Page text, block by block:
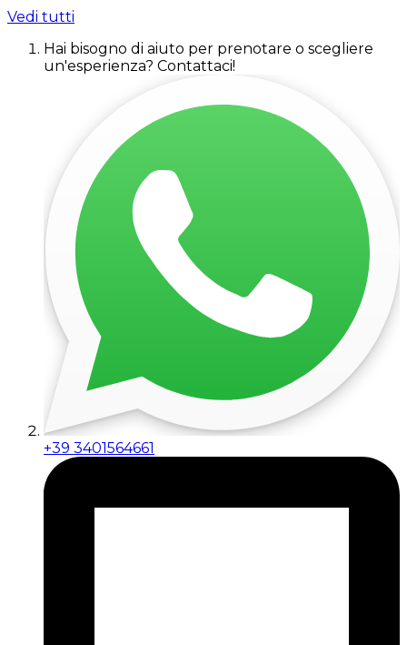
Vedi tutti
Hai bisogno di aiuto per prenotare o scegliere
un'esperienza? Contattaci!
+39 3401564661